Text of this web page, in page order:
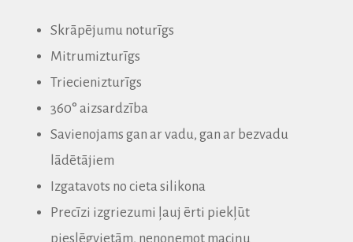
Skrāpējumu noturīgs
Mitrumizturīgs
Triecienizturīgs
360° aizsardzība
Savienojams gan ar vadu, gan ar bezvadu
lādētājiem
Izgatavots no cieta silikona
Precīzi izgriezumi ļauj ērti piekļūt
pieslēgvietām, nenoņemot maciņu